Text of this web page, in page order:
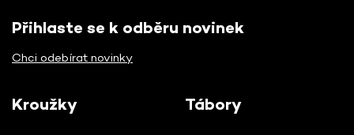
Přihlaste se k odběru novinek
Chci odebírat novinky
Kroužky Tábory